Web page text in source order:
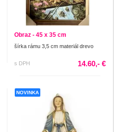
Obraz - 45 x 35 cm
šírka rámu 3,5 cm materiál drevo
s DPH 14.60,- €
NOVINKA